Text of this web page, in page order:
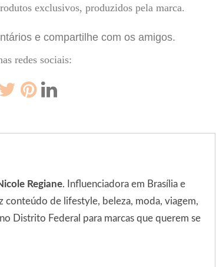
exclusivos, produzidos pela marca.
e compartilhe com os amigos.
redes sociais:
Regiane. Influenciadora em Brasília e
de lifestyle, beleza, moda, viagem,
Distrito Federal para marcas que querem se